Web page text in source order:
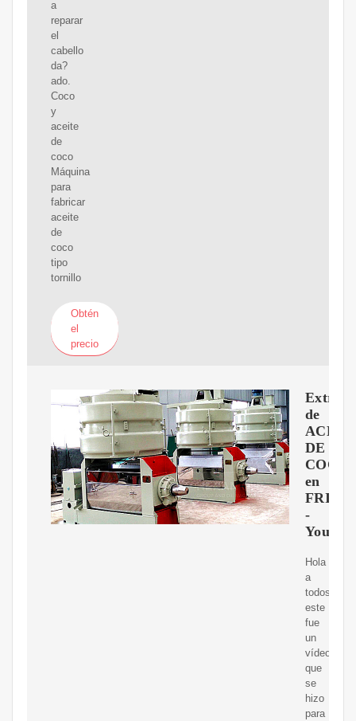
a
reparar
el
cabello
da?
ado.
Coco
y
aceite
de
coco
Máquina
para
fabricar
aceite
de
coco
tipo
tornillo
Obtén
el
precio
de
DE
COCO
en
FRIó
-
Hola
a
todos,
este
fue
un
vídeo
que
se
hizo
para